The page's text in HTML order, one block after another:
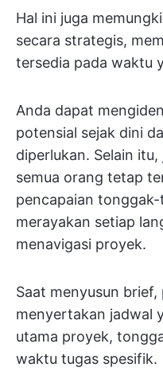
Hal ini juga
secara strategis,
tersedia pada waktu
Anda dapat
potensial sejak dini
diperlukan. Selain
semua orang tetap
pencapaian
merayakan setiap
menavigasi proyek.
Saat menyusun
menyertakan jadwal
utama proyek,
waktu tugas spesifik.